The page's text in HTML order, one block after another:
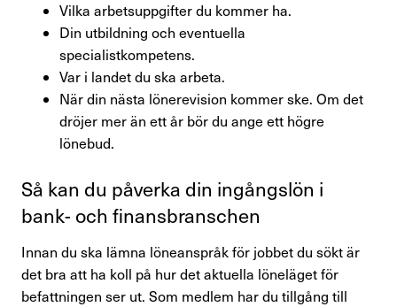
Om Finansförbundet
Förtroendevald
Kontakta oss
Logga in
Vilka arbetsuppgifter du kommer ha.
Din utbildning och eventuella
specialistkompetens.
Var i landet du ska arbeta.
När din nästa lönerevision kommer ske. Om det
dröjer mer än ett år bör du ange ett högre
lönebud.
Så kan du påverka din ingångslön i
bank- och finans­bran­schen
Innan du ska lämna löneanspråk för jobbet du sökt är
det bra att ha koll på hur det aktuella löneläget för
befattningen ser ut. Som medlem har du tillgång till